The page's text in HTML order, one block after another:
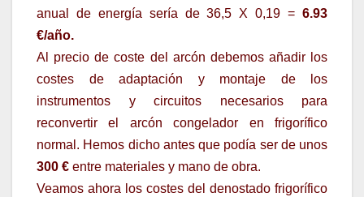
anual de energía sería de 36,5 X 0,19 = 6.93
€/año.
Al precio de coste del arcón debemos añadir los
costes de adaptación y montaje de los
instrumentos y circuitos necesarios para
reconvertir el arcón congelador en frigorífico
normal. Hemos dicho antes que podía ser de unos
300 € entre materiales y mano de obra.
Veamos ahora los costes del denostado frigorífico